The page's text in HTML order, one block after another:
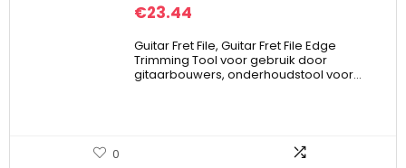
€23.44
Guitar Fret File, Guitar Fret File Edge
Trimming Tool voor gebruik door
gitaarbouwers, onderhoudstool voor…
0